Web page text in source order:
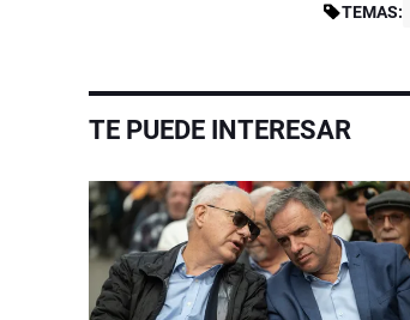
TEMAS:
TE PUEDE INTERESAR